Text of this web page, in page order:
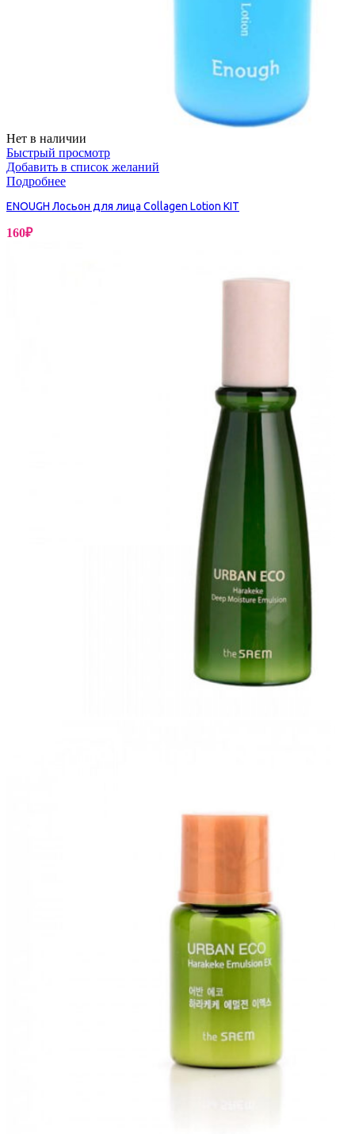
Нет в наличии
Быстрый просмотр
Добавить в список желаний
Подробнее
ENOUGH Лосьон для лица Collagen Lotion KIT
160₽